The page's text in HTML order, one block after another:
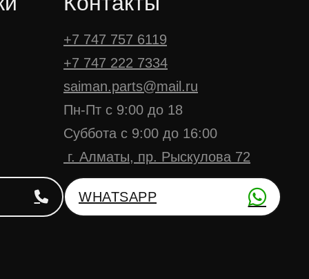
+7 747 757 6119
+7 747 222 7334
saiman.parts@mail.ru
Пн-Пт с 9:00 до 18
Суббота с 9:00 до 16:00
г. Алматы, пр. Рыскулова 72
WHATSAPP